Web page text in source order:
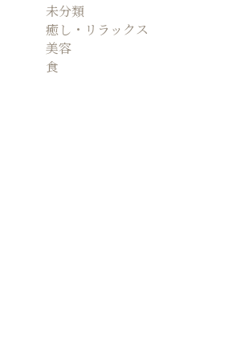
未分類
癒し・リラックス
美容
食